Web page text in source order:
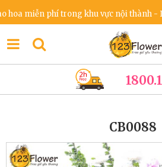
miễn phí trong khu vực nội thành -
CB0088